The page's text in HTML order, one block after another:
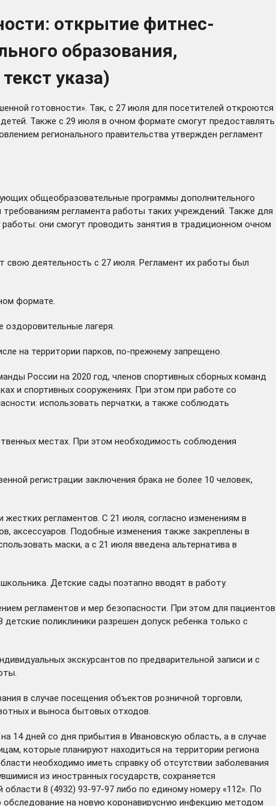
открытие фитнес-
образования,
указа)
готовности». Так, с 27 июля для посетителей откроются
Также с 29 июля в очном формате смогут предоставлять
регионального правительства утвержден регламент
общеобразовательные программы дополнительного
требованиям регламента работы таких учреждений. Также для
они смогут проводить занятия в традиционном очном
свою деятельность с 27 июля. Регламент их работы был
формате.
лагеря.
на территории парков, по-прежнему запрещено.
России на 2020 год, членов спортивных сборных команд
и спортивных сооружениях. При этом при работе со
использовать перчатки, а также соблюдать
местах. При этом необходимость соблюдения
регистрации заключения брака не более 10 человек,
регламентов. С 21 июля, согласно изменениям в
аксессуаров. Подобные изменения также закреплены в
маски, а с 21 июля введена альтернатива в
Детские сады поэтапно вводят в работу.
регламентов и мер безопасности. При этом для пациентов
поликлиники разрешен допуск ребенка только с
экскурсантов по предварительной записи и с
в случае посещения объектов розничной торговли,
и выноса бытовых отходов.
14 дней со дня прибытия в Ивановскую область, а в случае
которые планируют находиться на территории региона
необходимо иметь справку об отсутствии заболевания
из иностранных государств, сохраняется
8 (4932) 93-97-97 либо по единому номеру «112». По
обследование на новую коронавирусную инфекцию методом